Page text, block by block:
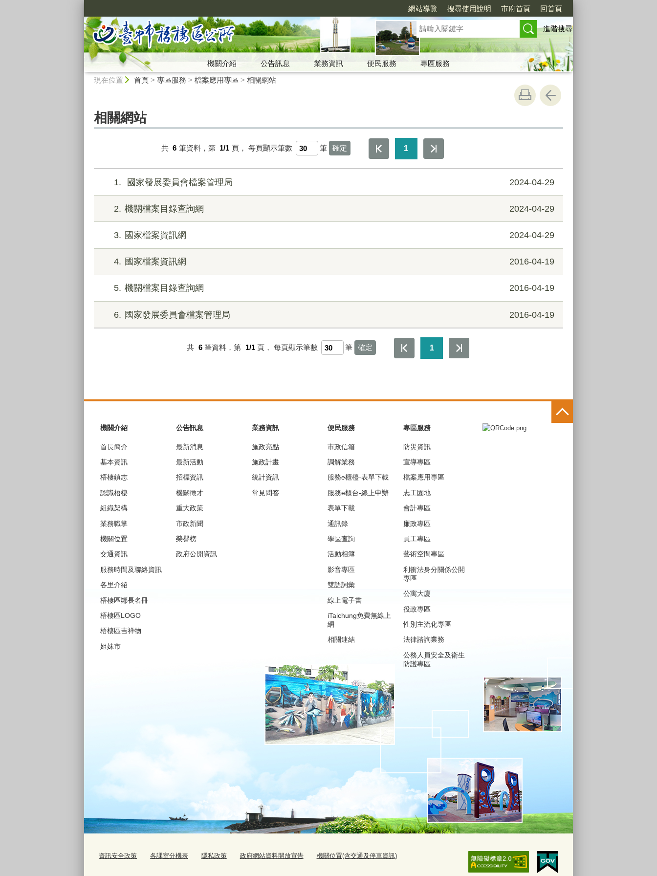
網站導覽 搜尋使用說明 市府首頁 回首頁
進階搜尋
機關介紹 公告訊息 業務資訊 便民服務
專區服務
現在位置 首頁> 專區服務 > 檔案應用專區 > 相關網站
相關網站
共 6 筆資料，第 1/1 頁， 每頁顯示筆數 筆 1
1 國家發展委員會檔案管理局 2024-04-29
2 機關檔案目錄查詢網 2024-04-29
3 國家檔案資訊網 2024-04-29
4 國家檔案資訊網 2016-04-19
5 機關檔案目錄查詢網 2016-04-19
6 國家發展委員會檔案管理局 2016-04-19
共 6 筆資料，第 1/1 頁， 每頁顯示筆數 筆 1
機關介紹
首長簡介
基本資訊
梧棲鎮志
認識梧棲
組織架構
業務職掌
機關位置
交通資訊
服務時間及聯絡資訊
各里介紹
梧棲區鄰長名冊
梧棲區LOGO
梧棲區吉祥物
姐妹市
公告訊息
最新消息
最新活動
招標資訊
機關徵才
重大政策
市政新聞
榮譽榜
政府公開資訊
業務資訊
施政亮點
施政計畫
統計資訊
常見問答
便民服務
市政信箱
調解業務
服務e櫃檯-表單下載
服務e櫃台-線上申辦
表單下載
通訊錄
學區查詢
活動相簿
影音專區
雙語詞彙
線上電子書
iTaichung免費無線上
網
相關連結
專區服務
防災資訊
宣導專區
檔案應用專區
志工園地
會計專區
廉政專區
員工專區
藝術空間專區
利衝法身分關係公開
專區
公寓大廈
役政專區
性別主流化專區
法律諮詢業務
公務人員安全及衛生
防護專區
資訊安全政策 各課室分機表 隱私政策 政府網站資料開放宣告 機關位置(含交通及停車資訊)